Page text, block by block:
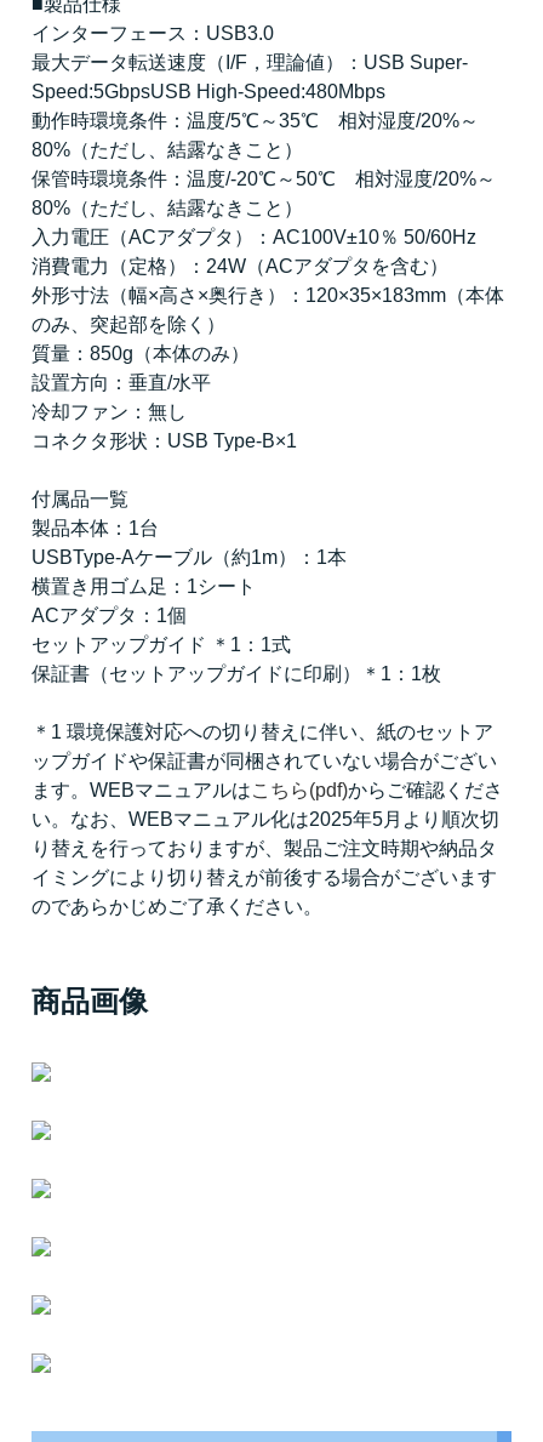
■製品仕様
インターフェース：USB3.0
最大データ転送速度（I/F，理論値）：USB Super-
Speed:5GbpsUSB High-Speed:480Mbps
動作時環境条件：温度/5℃～35℃ 相対湿度/20%～
80%（ただし、結露なきこと）
保管時環境条件：温度/-20℃～50℃ 相対湿度/20%～
80%（ただし、結露なきこと）
入力電圧（ACアダプタ）：AC100V±10％ 50/60Hz
消費電力（定格）：24W（ACアダプタを含む）
外形寸法（幅×高さ×奥行き）：120×35×183mm（本体
のみ、突起部を除く）
質量：850g（本体のみ）
設置方向：垂直/水平
冷却ファン：無し
コネクタ形状：USB Type-B×1
付属品一覧
製品本体：1台
USBType-Aケーブル（約1m）：1本
横置き用ゴム足：1シート
ACアダプタ：1個
セットアップガイド ＊1：1式
保証書（セットアップガイドに印刷）＊1：1枚
＊1 環境保護対応への切り替えに伴い、紙のセットア
ップガイドや保証書が同梱されていない場合がござい
ます。WEBマニュアルはこちら(pdf)からご確認くださ
い。なお、WEBマニュアル化は2025年5月より順次切
り替えを行っておりますが、製品ご注文時期や納品タ
イミングにより切り替えが前後する場合がございます
のであらかじめご了承ください。
商品画像